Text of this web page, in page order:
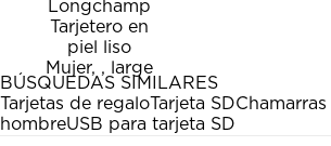
artículo
con
1
estrella
Esta
acción
abrirá
artículo
con
2
estrellas.
Esta
acción
abrirá
estrellas.
Esta
acción
abrirá
estrellas.
Esta
acción
abrirá
Esta
acción
abrirá
BÚSQUEDAS SIMILARES
Tarjetas de regaloTarjeta SD
hombreUSB para tarjeta SD